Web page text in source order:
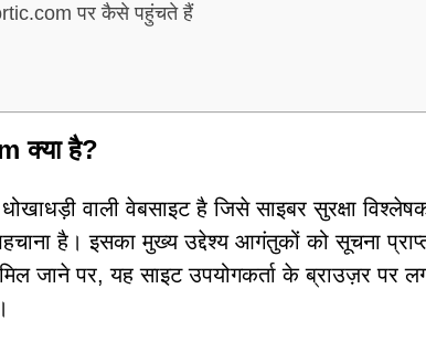
पर कैसे पहुंचते हैं
क्या है?
वाली वेबसाइट है जिसे साइबर सुरक्षा
है। इसका मुख्य उद्देश्य आगंतुकों को सूचना
जाने पर, यह साइट उपयोगकर्ता के ब्राउज़र पर